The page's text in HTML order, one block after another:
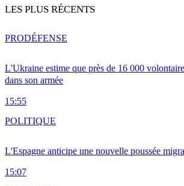
LES PLUS RÉCENTS
L'Ukraine estime que près de 16 000
dans son armée
15:55
PRODÉFENSE
L'Espagne anticipe une nouvelle poussée
15:07
POLITIQUE